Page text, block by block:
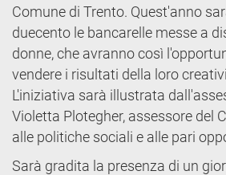
Comune di Trento. Quest'anno
duecento le bancarelle messe a
donne, che avranno così
vendere i risultati della loro
L'iniziativa sarà illustrata
Violetta Plotegher, assessore del
alle politiche sociali e alle pari
Sarà gradita la presenza di un